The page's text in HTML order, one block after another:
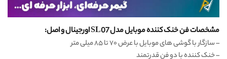
مشخصات فن خنک کننده موبایل مدل SL07 اورجینال و اصل:
– سازگار با گوشی های موبایل با عرض ۷۰ تا ۸۵ میلی متر
– خنک کننده با دو فن قدرتمند